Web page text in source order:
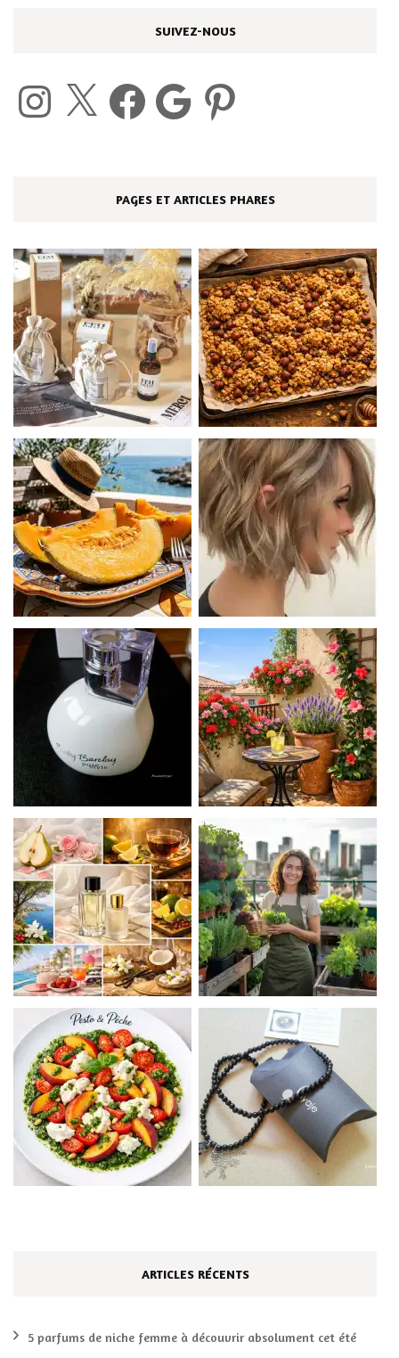
SUIVEZ-NOUS
Instagram Facebook Google Pinterest
PAGES ET ARTICLES PHARES
ARTICLES RÉCENTS
5 parfums de niche femme à découvrir absolument cet été